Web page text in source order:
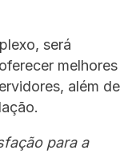
será
melhores
além de
para a